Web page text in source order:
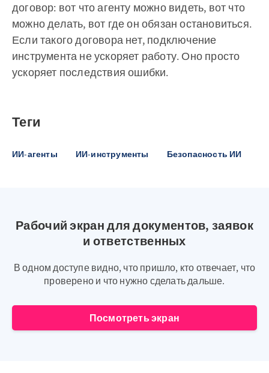
договор: вот что агенту можно видеть, вот что
можно делать, вот где он обязан остановиться.
Если такого договора нет, подключение
инструмента не ускоряет работу. Оно просто
ускоряет последствия ошибки.
Теги
ИИ-агенты ИИ-инструменты Безопасность ИИ
Рабочий экран для документов, заявок
и ответственных
В одном доступе видно, что пришло, кто отвечает, что
проверено и что нужно сделать дальше.
Посмотреть экран